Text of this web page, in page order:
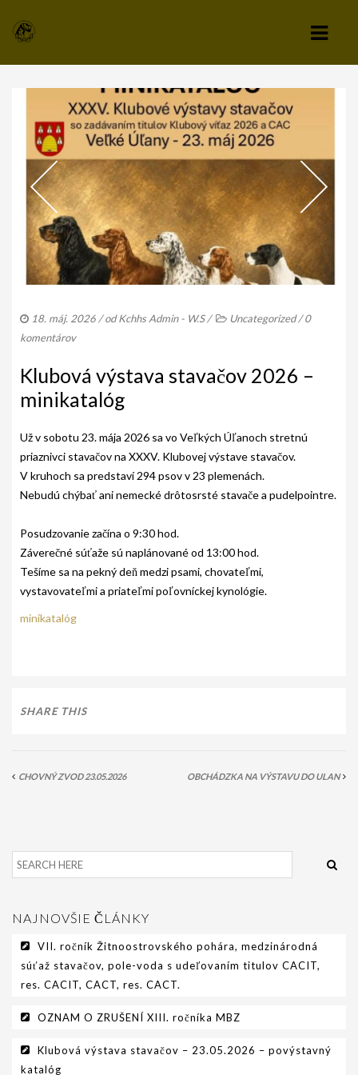
VÝBOR KLUBU
STANOVY KLUBU
CHOVATEĽSKÝ A ZÁPISNÝ PORIADOK
SPRAVODAJCA
TLAČIVÁ A PRIHLÁŠKY
ZÁPISNICE Z ČLENSKEJ SCHÔDZE
AKO BYT ČLENOM KCHHS
OZNAMY / NEWS
DEUTSCH DRAHTHAAR
ŠTANDARD
PODMIENKY CHOVNOSTI
CHOVNÉ PSY
CHOVATEĽSKÉ STANICE
OČAKÁVANÉ VRHY NDS V ROKU 2026
OČAKÁVANÉ VRHY PP V ROKU 2026
MEDZINÁRODNÁ SÚŤAŽ HRUBOSRSTÝCH
STAVAČOV „MEMORIÁL B. ZEMKA“
SKÚŠKY
KYNOLOGICKÝ KALENDÁR
18. máj. 2026/ odKchhs Admin - W.S/ Uncategorized/0
komentárov
Klubová výstava stavačov 2026 –
minikatalóg
Už v sobotu 23. mája 2026 sa vo Veľkých Úľanoch stretnú
priaznivci stavačov na XXXV. Klubovej výstave stavačov.
V kruhoch sa predstaví 294 psov v 23 plemenách.
Nebudú chýbať ani nemecké drôtosrsté stavače a pudelpointre.
Posudzovanie začína o 9:30 hod.
Záverečné súťaže sú naplánované od 13:00 hod.
Tešíme sa na pekný deň medzi psami, chovateľmi,
vystavovateľmi a priateľmi poľovníckej kynológie.
minikatalóg
SHARE THIS
CHOVNÝ ZVOD 23.05.2026 OBCHÁDZKA NA VÝSTAVU DO ULAN
NAJNOVŠIE ČLÁNKY
VII. ročník Žitnoostrovského pohára, medzinárodná
súťaž stavačov, pole-voda s udeľovaním titulov CACIT,
res. CACIT, CACT, res. CACT.
OZNAM O ZRUŠENÍ XIII. ročníka MBZ
Klubová výstava stavačov – 23.05.2026 – povýstavný
katalóg